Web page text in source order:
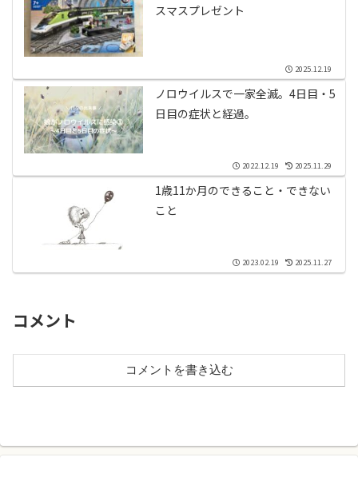
スマスプレゼント
2025.12.19
ノロウイルスで一家全滅。4日目・5
日目の症状と経過。
2022.12.19 2025.11.29
1歳11か月のできること・できない
こと
2023.02.19 2025.11.27
コメント
コメントを書き込む